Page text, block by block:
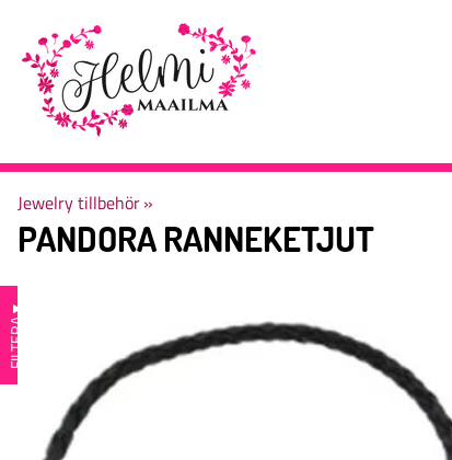
Jewelry tillbehör‪»
PANDORA RANNEKETJUT
FILTERA
▼